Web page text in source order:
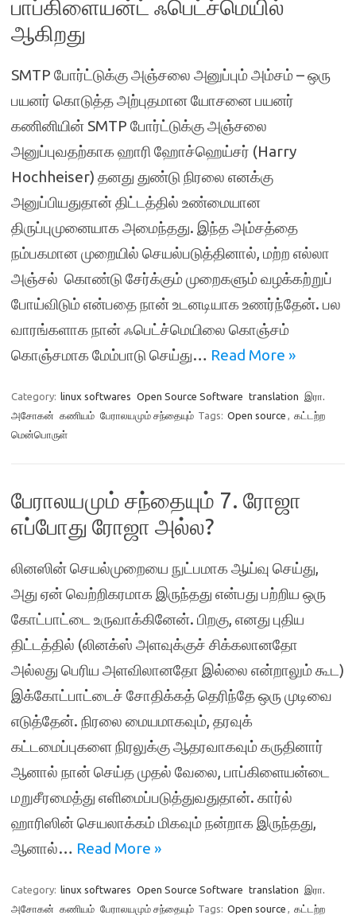
பாப்கிளையன்ட் ஃபெட்ச்மெயில்
ஆகிறது
SMTP போர்ட்டுக்கு அஞ்சலை அனுப்பும் அம்சம் – ஒரு
பயனர் கொடுத்த அற்புதமான யோசனை பயனர்
கணினியின் SMTP போர்ட்டுக்கு அஞ்சலை
அனுப்புவதற்காக ஹாரி ஹோச்ஹெய்சர் (Harry
Hochheiser) தனது துண்டு நிரலை எனக்கு
அனுப்பியதுதான் திட்டத்தில் உண்மையான
திருப்புமுனையாக அமைந்தது. இந்த அம்சத்தை
நம்பகமான முறையில் செயல்படுத்தினால், மற்ற எல்லா
அஞ்சல் கொண்டு சேர்க்கும் முறைகளும் வழக்கற்றுப்
போய்விடும் என்பதை நான் உடனடியாக உணர்ந்தேன். பல
வாரங்களாக நான் ஃபெட்ச்மெயிலை கொஞ்சம்
கொஞ்சமாக மேம்பாடு செய்து… Read More »
Category: linux softwares Open Source Software translation இரா.
அசோகன் கணியம் பேராலயமும் சந்தையும் Tags: Open source , கட்டற்ற
மென்பொருள்
பேராலயமும் சந்தையும் 7. ரோஜா
எப்போது ரோஜா அல்ல?
லினஸின் செயல்முறையை நுட்பமாக ஆய்வு செய்து,
அது ஏன் வெற்றிகரமாக இருந்தது என்பது பற்றிய ஒரு
கோட்பாட்டை உருவாக்கினேன். பிறகு, எனது புதிய
திட்டத்தில் (லினக்ஸ் அளவுக்குச் சிக்கலானதோ
அல்லது பெரிய அளவிலானதோ இல்லை என்றாலும் கூட)
இக்கோட்பாட்டைச் சோதிக்கத் தெரிந்தே ஒரு முடிவை
எடுத்தேன். நிரலை மையமாகவும், தரவுக்
கட்டமைப்புகளை நிரலுக்கு ஆதரவாகவும் கருதினார்
ஆனால் நான் செய்த முதல் வேலை, பாப்கிளையன்டை
மறுசீரமைத்து எளிமைப்படுத்துவதுதான். கார்ல்
ஹாரிஸின் செயலாக்கம் மிகவும் நன்றாக இருந்தது,
ஆனால்… Read More »
Category: linux softwares Open Source Software translation இரா.
அசோகன் கணியம் பேராலயமும் சந்தையும் Tags: Open source , கட்டற்ற